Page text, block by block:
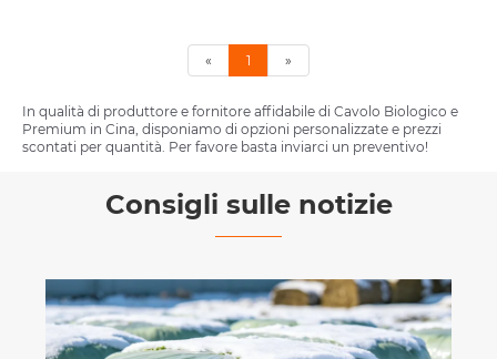
« 1 »
In qualità di produttore e fornitore affidabile di Cavolo Biologico e
Premium in Cina, disponiamo di opzioni personalizzate e prezzi
scontati per quantità. Per favore basta inviarci un preventivo!
Consigli sulle notizie